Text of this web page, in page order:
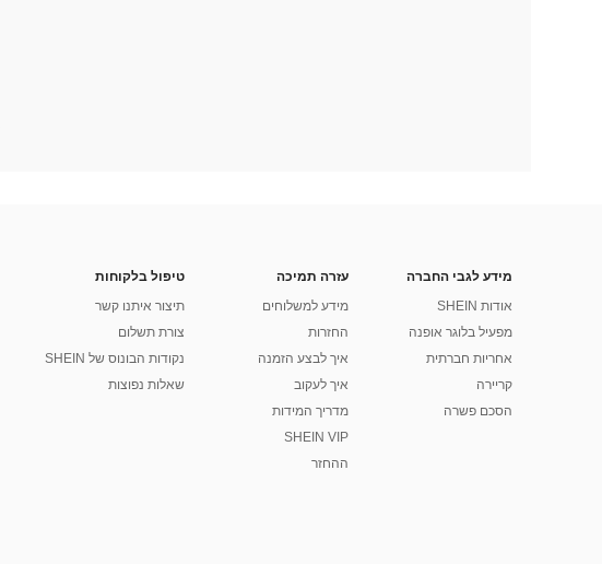
מידע לגבי החברה
אודות SHEIN
מפעיל בלוגר אופנה
אחריות חברתית
קריירה
הסכם פשרה
עזרה תמיכה
מידע למשלוחים
החזרות
איך לבצע הזמנה
איך לעקוב
מדריך המידות
SHEIN VIP
ההחזר
טיפול בלקוחות
תיצור איתנו קשר
צורת תשלום
נקודות הבונוס של SHEIN
שאלות נפוצות